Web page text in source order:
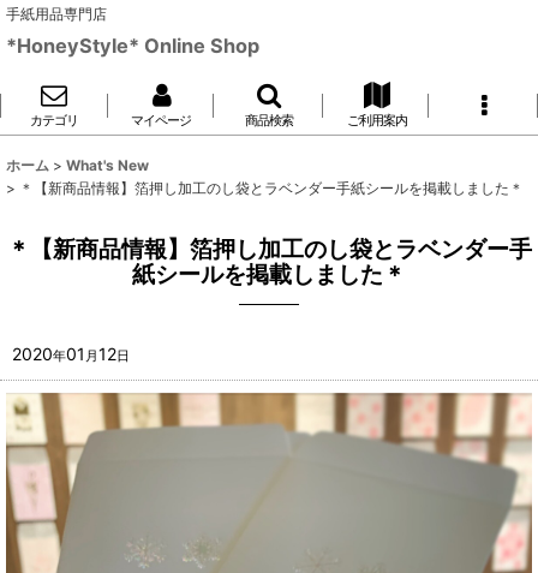
手紙用品専門店
*HoneyStyle* Online Shop
カテゴリ マイページ 商品検索 ご利用案内
ホーム > What's New
> ＊【新商品情報】箔押し加工のし袋とラベンダー手紙シールを掲載しました＊
＊【新商品情報】箔押し加工のし袋とラベンダー手
紙シールを掲載しました＊
2020年01 月12日